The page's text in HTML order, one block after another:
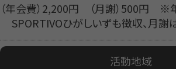
（年会費）2,200円 （月謝）500円 ※
SPORTIVOひがしいずも徴収、月謝
活動地域